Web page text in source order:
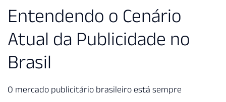
Entendendo o Cenário
Atual da Publicidade no
Brasil
O mercado publicitário brasileiro está sempre